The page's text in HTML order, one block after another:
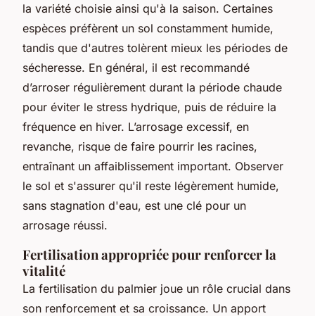
la variété choisie ainsi qu'à la saison. Certaines
espèces préfèrent un sol constamment humide,
tandis que d'autres tolèrent mieux les périodes de
sécheresse. En général, il est recommandé
d’arroser régulièrement durant la période chaude
pour éviter le stress hydrique, puis de réduire la
fréquence en hiver. L’arrosage excessif, en
revanche, risque de faire pourrir les racines,
entraînant un affaiblissement important. Observer
le sol et s'assurer qu'il reste légèrement humide,
sans stagnation d'eau, est une clé pour un
arrosage réussi.
Fertilisation appropriée pour renforcer la
vitalité
La fertilisation du palmier joue un rôle crucial dans
son renforcement et sa croissance. Un apport